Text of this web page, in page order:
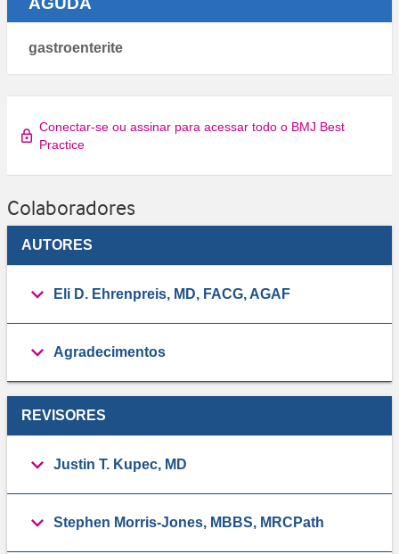
gastroenterite
Conectar-se ou assinar para acessar todo o BMJ Best
Practice
Colaboradores
AUTORES
Eli D. Ehrenpreis, MD, FACG, AGAF
Agradecimentos
REVISORES
Justin T. Kupec, MD
Stephen Morris-Jones, MBBS, MRCPath